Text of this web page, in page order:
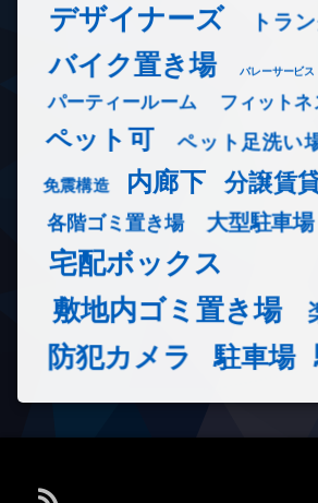
デザイナーズ トラ
バイク置き場 バレーサービス
パーティールーム フィットネ
ペット可 ペット足洗い
免震構造 内廊下 分譲賃
各階ゴミ置き場 大型駐車場
宅配ボックス
敷地内ゴミ置き場
防犯カメラ 駐車場